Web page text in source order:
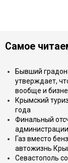
Самое
Бывший
утверждает,
вообще и
Крымский
года
Финальный
Газ вместо
автожизнь
Севастополь